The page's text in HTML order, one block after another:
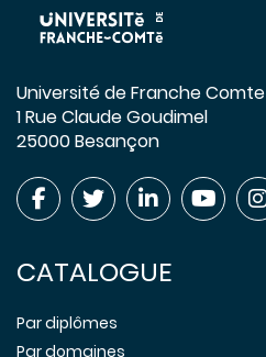
Université de Franche Comte
1 Rue Claude Goudimel
25000 Besançon
CATALOGUE
Par diplômes
Par domaines